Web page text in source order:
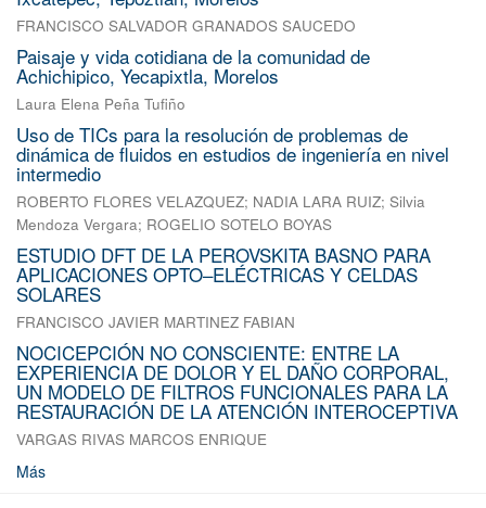
FRANCISCO SALVADOR GRANADOS SAUCEDO
Paisaje y vida cotidiana de la comunidad de
Achichipico, Yecapixtla, Morelos
Laura Elena Peña Tufiño
Uso de TICs para la resolución de problemas de
dinámica de fluidos en estudios de ingeniería en nivel
intermedio
ROBERTO FLORES VELAZQUEZ; NADIA LARA RUIZ; Silvia
Mendoza Vergara; ROGELIO SOTELO BOYAS
ESTUDIO DFT DE LA PEROVSKITA BASNO PARA
APLICACIONES OPTO–ELÉCTRICAS Y CELDAS
SOLARES
FRANCISCO JAVIER MARTINEZ FABIAN
NOCICEPCIÓN NO CONSCIENTE: ENTRE LA
EXPERIENCIA DE DOLOR Y EL DAÑO CORPORAL,
UN MODELO DE FILTROS FUNCIONALES PARA LA
RESTAURACIÓN DE LA ATENCIÓN INTEROCEPTIVA
VARGAS RIVAS MARCOS ENRIQUE
Más